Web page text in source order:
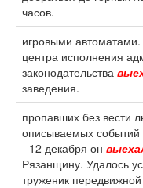
часов.
игровыми автоматами.
центра исполнения
законодательства
заведения.
пропавших без вести
описываемых событий
- 12 декабря он
Рязанщину. Удалось
труженик